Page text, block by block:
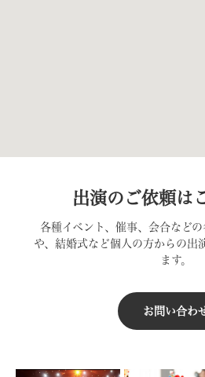
出演のご依頼は
各種イベント、催事、会合など
や、結婚式など個人の方からの出
ます。
お問い合わ